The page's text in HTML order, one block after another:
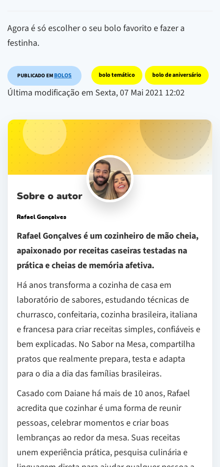
Agora é só escolher o seu bolo favorito e fazer a
festinha.
PUBLICADO EM BOLOS bolo temático bolo de aniversário
Última modificação em Sexta, 07 Mai 2021 12:02
Sobre o autor
Rafael Gonçalves
Rafael Gonçalves é um cozinheiro de mão cheia,
apaixonado por receitas caseiras testadas na
prática e cheias de memória afetiva.
Há anos transforma a cozinha de casa em
laboratório de sabores, estudando técnicas de
churrasco, confeitaria, cozinha brasileira, italiana
e francesa para criar receitas simples, confiáveis e
bem explicadas. No Sabor na Mesa, compartilha
pratos que realmente prepara, testa e adapta
para o dia a dia das famílias brasileiras.
Casado com Daiane há mais de 10 anos, Rafael
acredita que cozinhar é uma forma de reunir
pessoas, celebrar momentos e criar boas
lembranças ao redor da mesa. Suas receitas
unem experiência prática, pesquisa culinária e